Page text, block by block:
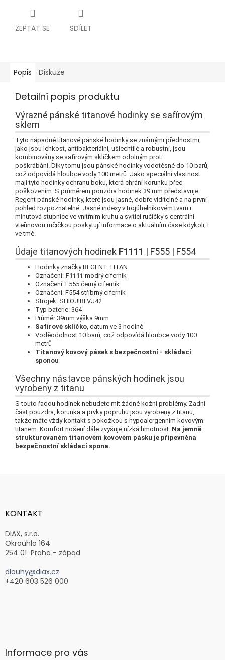
ZEPTAT SE SDÍLET
Popis Diskuze
Detailní popis produktu
Výrazné pánské titanové hodinky se safírovým
sklem
Tyto nápadné titanové pánské hodinky se známými přednostmi,
jako jsou lehkost, antibakteriální, ušlechtilé a robustní, jsou
kombinovány se safírovým sklíčkem odolným proti
poškrábání. Díky tomu jsou pánské hodinky vodotěsné do 10 barů,
což odpovídá hloubce vody 100 metrů. Jako speciální vlastnost
mají tyto hodinky ochranu boku, která chrání korunku před
poškozením. S průměrem pouzdra hodinek 39 mm představuje
Regent pánské hodinky, které jsou jasné, dobře viditelné a na první
pohled rozpoznatelné. Jasné indexy v trojúhelníkovém tvaru i
minutová stupnice ve vnitřním kruhu a svítící ručičky s centrální
vteřinovou ručičkou poskytují informace o aktuálním čase kdykoli, i
ve tmě.
Údaje titanových hodinek F1111 | F555 | F554
Hodinky značky REGENT TITAN
Označení: F1111 modrý ciferník
Označení: F555 černý ciferník
Označení: F554 stříbrný ciferník
Strojek: SHIOJIRI VJ42
Typ baterie: 364
Průměr 39mm výška 9mm
Safírové sklíčko, datum ve 3 hodině
Voděodolnost 10 barů, což odpovídá hloubce vody 100
metrů
Titanový kovový pásek s bezpečnostní - skládací
sponou
Všechny nástavce pánských hodinek jsou
vyrobeny z titanu
S touto řadou hodinek nebudete mít žádné kožní problémy. Zadní
část pouzdra, korunka a prvky popruhu jsou vyrobeny z titanu,
takže máte vždy kontakt s pokožkou s hypoalergenním kovovým
titanem. Komfort nošení dále zvyšuje nízká hmotnost. Na jemně
strukturovaném titanovém kovovém pásku je připevněna
bezpečnostní skládací spona.
Z
aKONTAKT
DIAX, s.r.o.
Okrouhlo 164
254 01 Praha - západ
dlouhy@diax.cz
+420 603 526 000
Informace pro vás